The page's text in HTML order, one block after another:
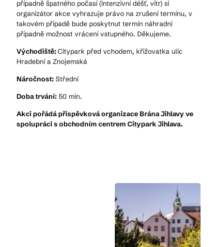
případně špatného počasí (intenzivní déšť, vítr) si
organizátor akce vyhrazuje právo na zrušení termínu, v
takovém případě bude poskytnut termín náhradní
případně možnost vrácení vstupného. Děkujeme.
Východiště:Citypark před vchodem, křižovatka ulic
Hradební a Znojemská
Náročnost: Střední
Doba trvání: 50 min.
Akci pořádá příspěvková organizace Brána Jihlavy ve
spolupráci s obchodním centrem Citypark Jihlava.